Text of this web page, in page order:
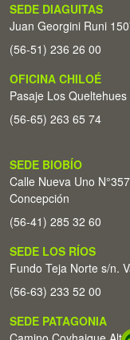
SEDE DIAGUITAS
Juan Georgini Runi
(56-51) 236 26 00
OFICINA CHILOÉ
Pasaje Los
(56-65) 263 65 74
SEDE BIOBÍO
Calle Nueva Uno
Concepción
(56-41) 285 32 60
SEDE LOS RÍOS
Fundo Teja Norte s/n.
(56-63) 233 52 00
SEDE PATAGONIA